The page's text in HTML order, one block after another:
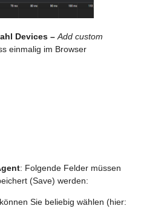
Devices – Add custom
einmalig im Browser
: Folgende Felder müssen
(Save) werden:
Sie beliebig wählen (hier: